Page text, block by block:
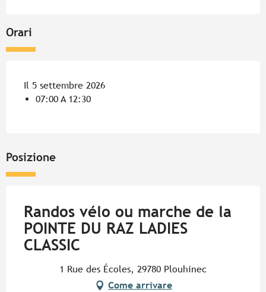
Orari
Il 5 settembre 2026
07:00 A 12:30
Posizione
Randos vélo ou marche de la
POINTE DU RAZ LADIES
CLASSIC
1 Rue des Écoles, 29780 Plouhinec
Come arrivare